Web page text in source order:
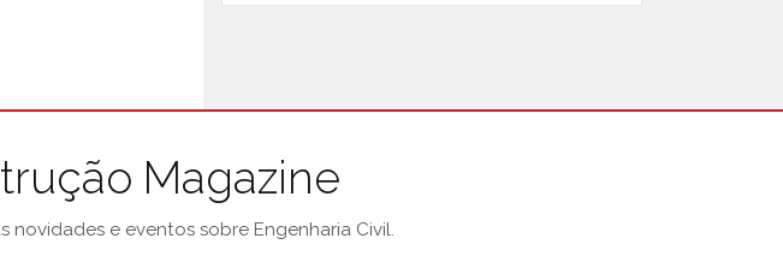
Magazine
e eventos sobre Engenharia Civil.